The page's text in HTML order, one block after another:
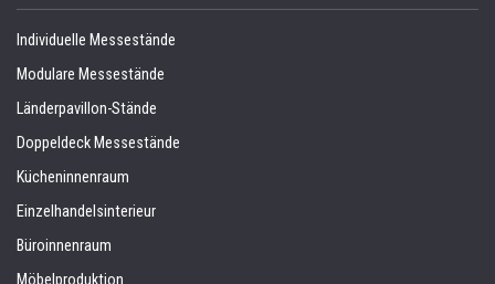
Individuelle Messestände
Modulare Messestände
Länderpavillon-Stände
Doppeldeck Messestände
Kücheninnenraum
Einzelhandelsinterieur
Büroinnenraum